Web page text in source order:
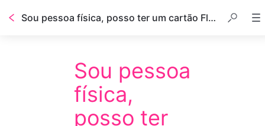
Sou pessoa física, posso ter um cartão Flash?
Sou pessoa
física,
posso ter